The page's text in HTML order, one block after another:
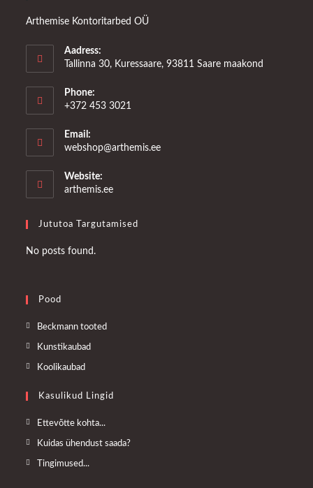
Arthemise Kontoritarbed OÜ
Aadress:
Tallinna 30, Kuressaare, 93811 Saare maakond
Phone:
+372 453 3021
Email:
webshop@arthemis.eeOpens
Website:
arthemis.ee
Jututoa Targutamised
No posts found.
Pood
Beckmann tootedOpens
tab
KunstikaubadOpens
new
KoolikaubadOpens
a
new
Kasulikud Lingid
Ettevõtte kohta...
in
Kuidas ühendust saada?Opens
Tingimused...